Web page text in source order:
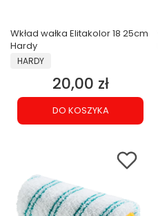
Wkład wałka Elitakolor 18 25cm
Hardy
PRODUCENT
HARDY
Cena
20,00 zł
DO KOSZYKA